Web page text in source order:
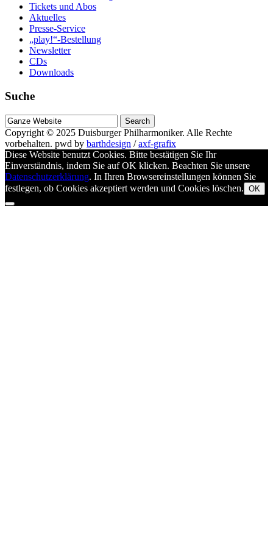
Tickets und Abos
Aktuelles
Presse-Service
„play!“-Bestellung
Newsletter
CDs
Downloads
Suche
Suche
nach
Copyright © 2025 Duisburger Philharmoniker. Alle Rechte
vorbehalten. pwd by barthdesign /axf-grafix
Diese Website benutzt Cookies. Bitte bestätigen Sie Ihr
Einverständnis, indem Sie auf OK klicken. Beachten Sie unsere
Datenschutzerklärung. In Ihren Browsereinstellungen können Sie
festlegen, ob Cookies akzeptiert werden und Cookies löschen. OK